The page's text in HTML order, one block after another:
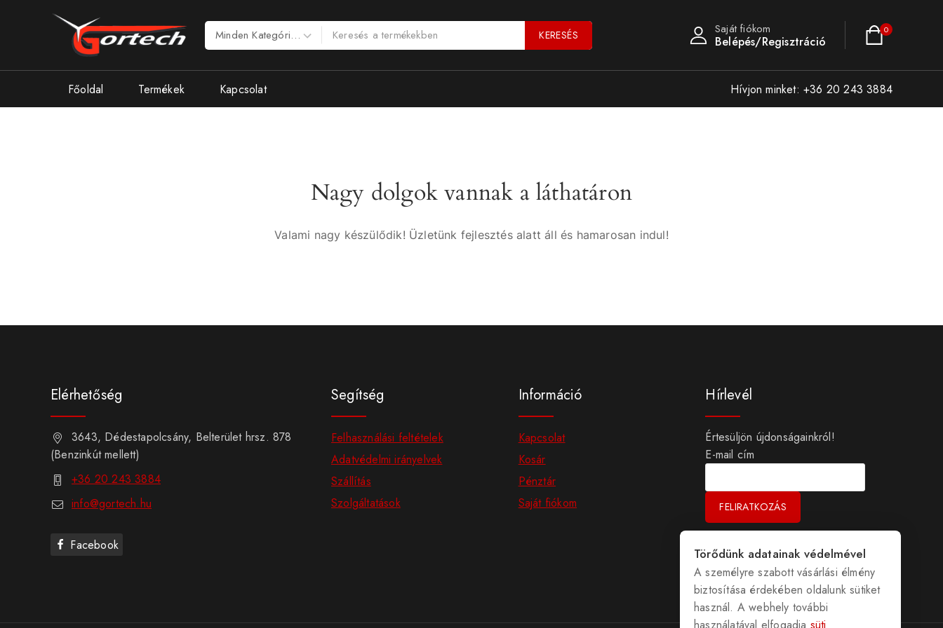
KERESÉS Saját fiókom
Belépés/Regisztráció
0
Főoldal Termékek Kapcsolat Hívjon minket: +36 20 243 3884
Nagy dolgok vannak a láthatáron
Valami nagy készülődik! Üzletünk fejlesztés alatt áll és hamarosan indul!
Elérhetőség
3643, Dédestapolcsány, Belterület hrsz. 878
(Benzinkút mellett)
+36 20 243 3884
info@gortech.hu
Facebook
Segítség
Felhasználási feltételek
Adatvédelmi irányelvek
Szállítás
Szolgáltatások
Információ
Kapcsolat
Kosár
Pénztár
Saját fiókom
Hírlevél
Értesüljön újdonságainkról!
E-mail cím
Törődünk adatainak védelmével
A személyre szabott vásárlási élmény
biztosítása érdekében oldalunk sütiket
használ. A webhely további